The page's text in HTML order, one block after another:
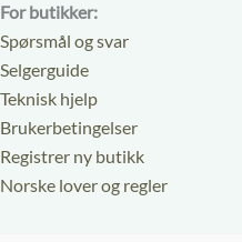
For butikker:
Spørsmål og svar
Selgerguide
Teknisk hjelp
Brukerbetingelser
Registrer ny butikk
Norske lover og regler